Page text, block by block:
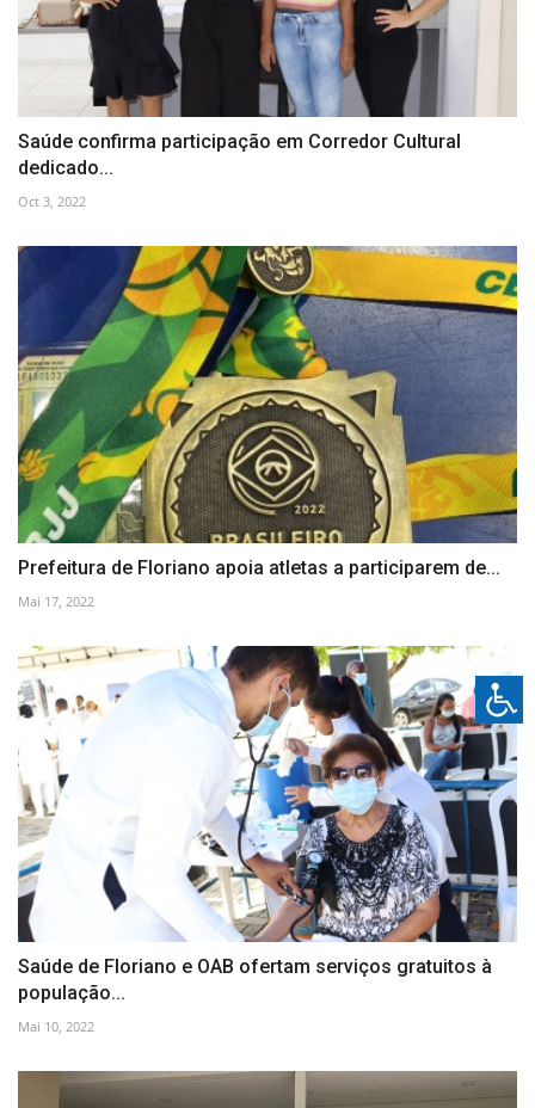
Saúde confirma participação em Corredor Cultural
dedicado...
Oct 3, 2022
Prefeitura de Floriano apoia atletas a participarem de...
Mai 17, 2022
Saúde de Floriano e OAB ofertam serviços gratuitos à
população...
Mai 10, 2022